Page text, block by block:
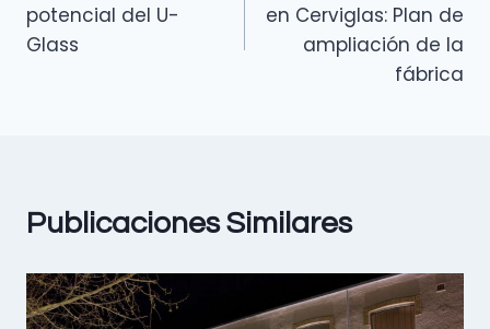
potencial del U-
Glass
en Cerviglas: Plan de
ampliación de la
fábrica
Publicaciones Similares